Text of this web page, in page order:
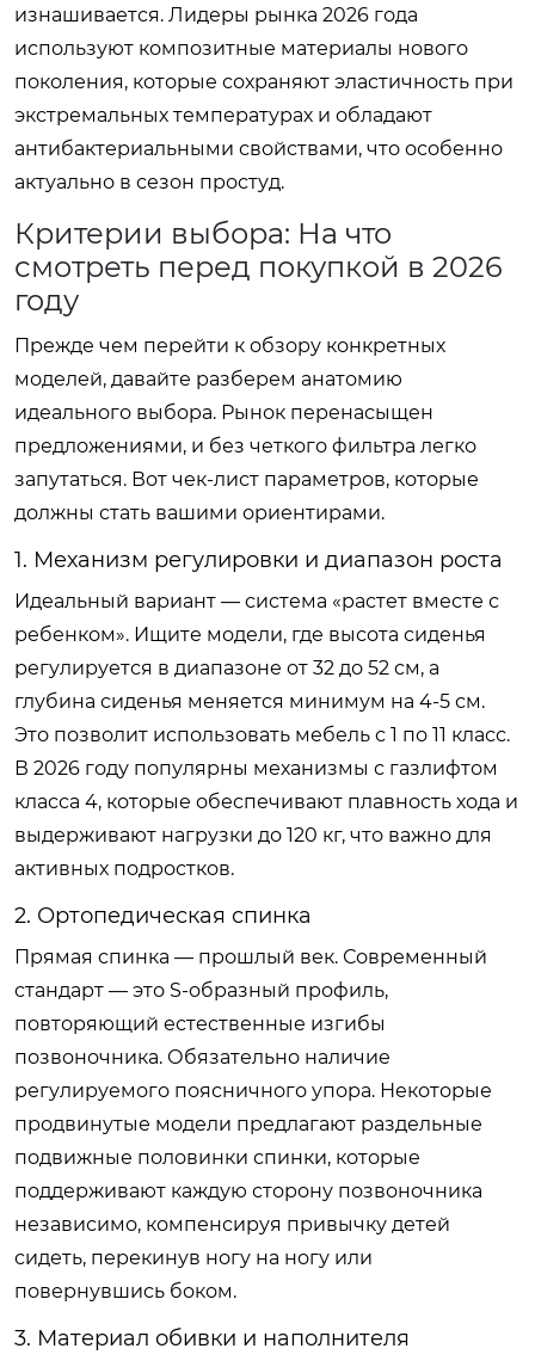
изнашивается. Лидеры рынка 2026 года
используют композитные материалы нового
поколения, которые сохраняют эластичность при
экстремальных температурах и обладают
антибактериальными свойствами, что особенно
актуально в сезон простуд.
Критерии выбора: На что
смотреть перед покупкой в 2026
году
Прежде чем перейти к обзору конкретных
моделей, давайте разберем анатомию
идеального выбора. Рынок перенасыщен
предложениями, и без четкого фильтра легко
запутаться. Вот чек-лист параметров, которые
должны стать вашими ориентирами.
1. Механизм регулировки и диапазон роста
Идеальный вариант — система «растет вместе с
ребенком». Ищите модели, где высота сиденья
регулируется в диапазоне от 32 до 52 см, а
глубина сиденья меняется минимум на 4-5 см.
Это позволит использовать мебель с 1 по 11 класс.
В 2026 году популярны механизмы с газлифтом
класса 4, которые обеспечивают плавность хода и
выдерживают нагрузки до 120 кг, что важно для
активных подростков.
2. Ортопедическая спинка
Прямая спинка — прошлый век. Современный
стандарт — это S-образный профиль,
повторяющий естественные изгибы
позвоночника. Обязательно наличие
регулируемого поясничного упора. Некоторые
продвинутые модели предлагают раздельные
подвижные половинки спинки, которые
поддерживают каждую сторону позвоночника
независимо, компенсируя привычку детей
сидеть, перекинув ногу на ногу или
повернувшись боком.
3. Материал обивки и наполнителя